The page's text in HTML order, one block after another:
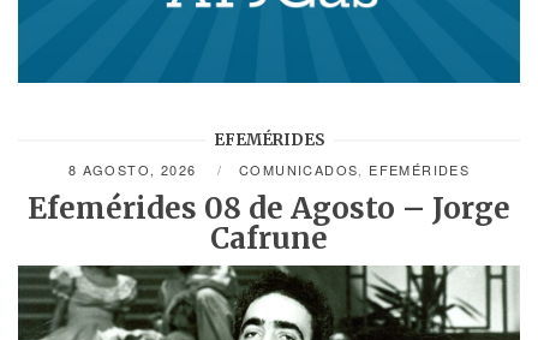
EFEMÉRIDES
8 AGOSTO, 2026 COMUNICADOS EFEMÉRIDES
Efemérides 08 de Agosto – Jorge
Cafrune